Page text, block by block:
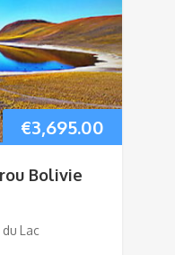
€3,695.00
Bolivie
Lac